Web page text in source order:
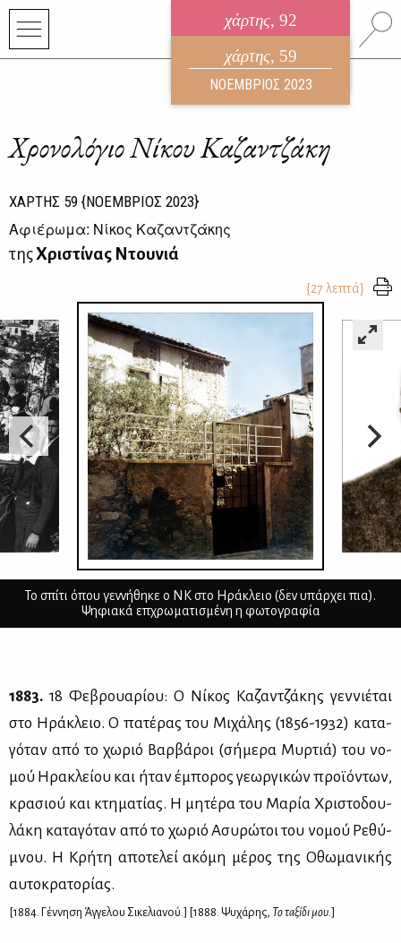
χάρτης, 92
ηλεκτρονικό περιοδικό
ΑΥΓΟΥΣΤΟΣ 2026
χάρτης, 59
ΝΟΕΜΒΡΙΟΣ 2023
Χρονολόγιο Νίκου Καζαντζάκη
ΧΑΡΤΗΣ 59 {ΝΟΕΜΒΡΙΟΣ 2023}
Αφιέρωμα: Νίκος Καζαντζάκης
τηςΧριστίνας Ντουνιά
{27 λεπτά}
Το σπίτι όπου γεννήθηκε ο ΝΚ στο Ηράκλειο (δεν υπάρχει πια).
Ψηφιακά επχρωματισμένη η φωτογραφία
1883. 18 Φε­βρουα­ρί­ου: Ο Νί­κος Κα­ζαν­τζά­κης γεν­νιέ­ται
στο Ηρά­κλειο. Ο πα­τέ­ρας του Μι­χά­λης (1856-1932) κα­τα­
γό­ταν από το χω­ριό Βαρ­βά­ροι (σή­με­ρα Μυρ­τιά) του νο­
μού Ηρα­κλεί­ου και ήταν έμπο­ρος γε­ωρ­γι­κών προ­ϊ­ό­ντων,
κρα­σιού και κτη­μα­τί­ας. Η μη­τέ­ρα του Μα­ρία Χρι­στο­δου­
λά­κη κα­τα­γό­ταν από το χω­ριό Ασυ­ρώ­τοι του νο­μού Ρε­θύ­
μνου. Η Κρή­τη απο­τε­λεί ακό­μη μέ­ρος της Οθω­μα­νι­κής
αυ­το­κρα­το­ρί­ας.
[1884. Γέν­νη­ση Άγ­γε­λου Σι­κε­λια­νού.] [1888. Ψυ­χά­ρης, Το τα­ξί­δι μου.]